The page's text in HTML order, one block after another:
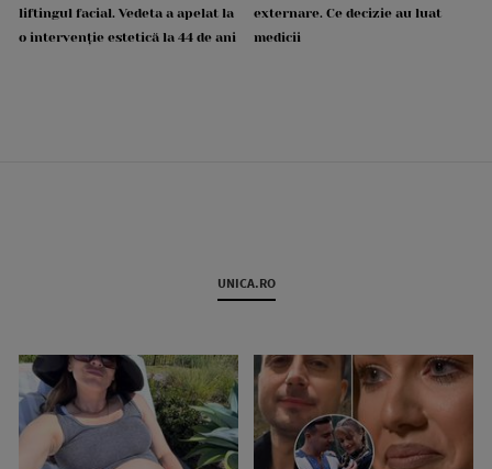
liftingul facial. Vedeta a apelat la
o intervenție estetică la 44 de ani
externare. Ce decizie au luat
medicii
UNICA.RO